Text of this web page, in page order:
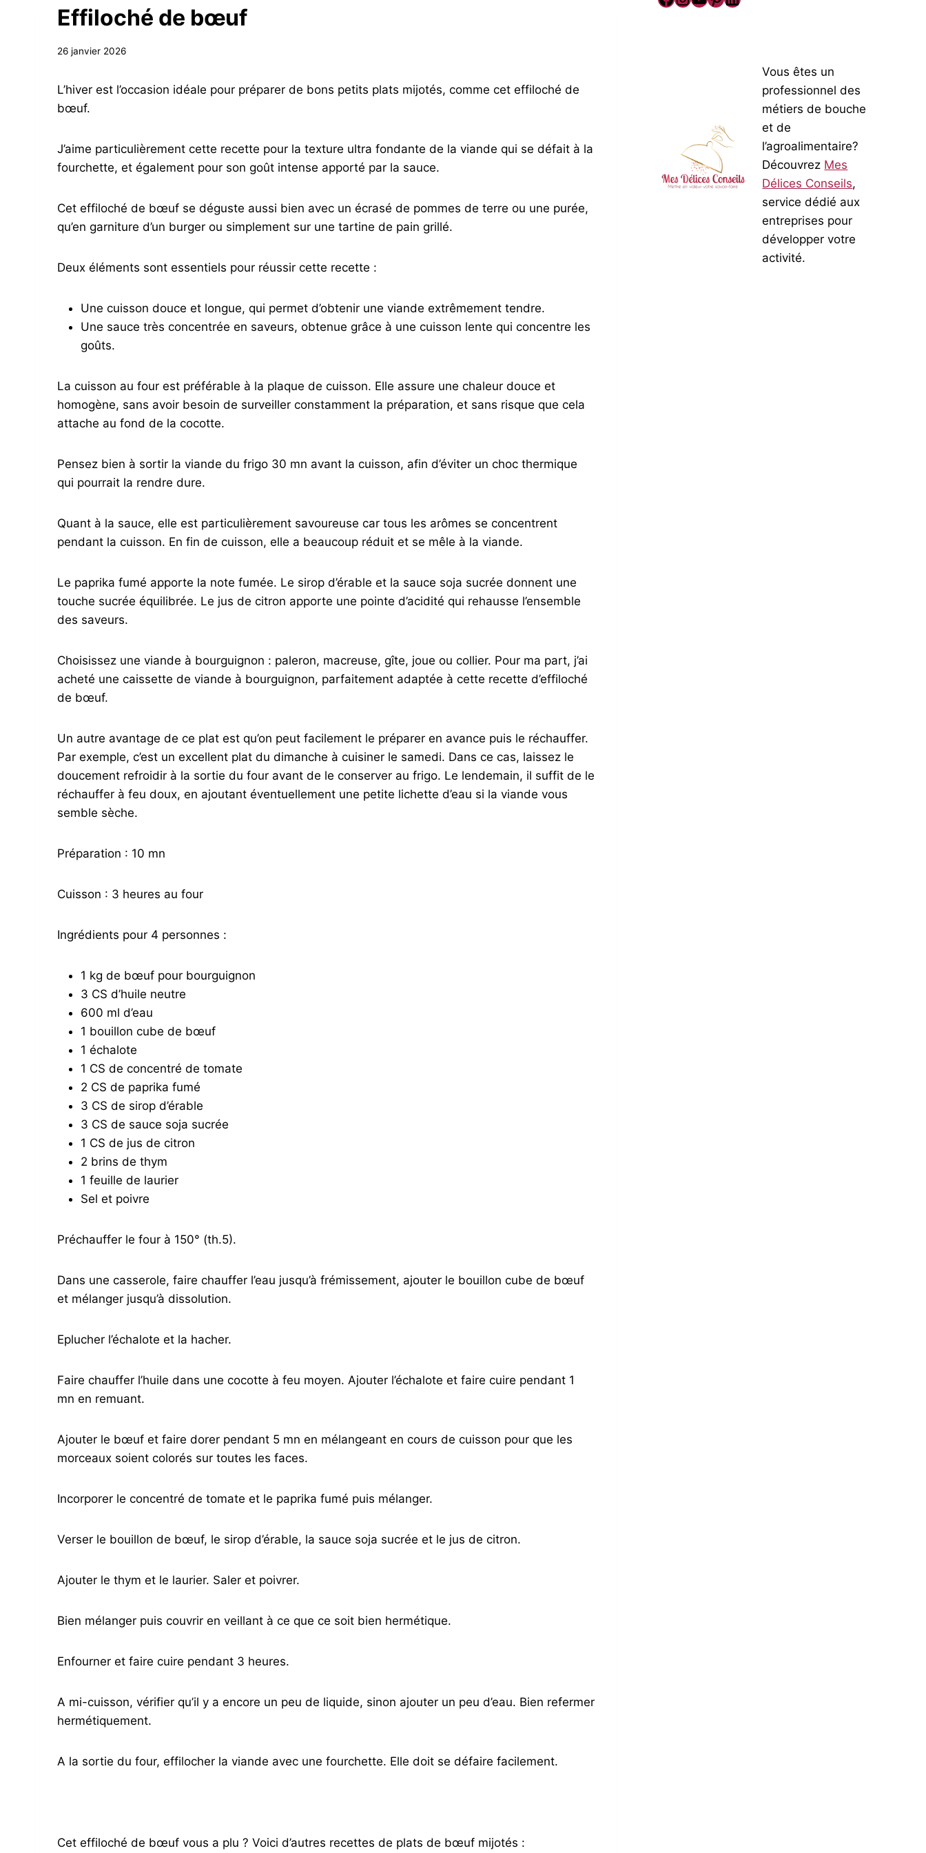
Effiloché de bœuf
26 janvier 2026
L’hiver est l’occasion idéale pour préparer de bons petits plats mijotés, comme cet effiloché de
bœuf.
J’aime particulièrement cette recette pour la texture ultra fondante de la viande qui se défait à la
fourchette, et également pour son goût intense apporté par la sauce.
Cet effiloché de bœuf se déguste aussi bien avec un écrasé de pommes de terre ou une purée,
qu’en garniture d’un burger ou simplement sur une tartine de pain grillé.
Deux éléments sont essentiels pour réussir cette recette :
Une cuisson douce et longue, qui permet d’obtenir une viande extrêmement tendre.
Une sauce très concentrée en saveurs, obtenue grâce à une cuisson lente qui concentre les
goûts.
La cuisson au four est préférable à la plaque de cuisson. Elle assure une chaleur douce et
homogène, sans avoir besoin de surveiller constamment la préparation, et sans risque que cela
attache au fond de la cocotte.
Pensez bien à sortir la viande du frigo 30 mn avant la cuisson, afin d’éviter un choc thermique
qui pourrait la rendre dure.
Quant à la sauce, elle est particulièrement savoureuse car tous les arômes se concentrent
pendant la cuisson. En fin de cuisson, elle a beaucoup réduit et se mêle à la viande.
Le paprika fumé apporte la note fumée. Le sirop d’érable et la sauce soja sucrée donnent une
touche sucrée équilibrée. Le jus de citron apporte une pointe d’acidité qui rehausse l’ensemble
des saveurs.
Choisissez une viande à bourguignon : paleron, macreuse, gîte, joue ou collier. Pour ma part, j’ai
acheté une caissette de viande à bourguignon, parfaitement adaptée à cette recette d’effiloché
de bœuf.
Un autre avantage de ce plat est qu’on peut facilement le préparer en avance puis le réchauffer.
Par exemple, c’est un excellent plat du dimanche à cuisiner le samedi. Dans ce cas, laissez le
doucement refroidir à la sortie du four avant de le conserver au frigo. Le lendemain, il suffit de le
réchauffer à feu doux, en ajoutant éventuellement une petite lichette d’eau si la viande vous
semble sèche.
Préparation : 10 mn
Cuisson : 3 heures au four
Ingrédients pour 4 personnes :
1 kg de bœuf pour bourguignon
3 CS d’huile neutre
600 ml d’eau
1 bouillon cube de bœuf
1 échalote
1 CS de concentré de tomate
2 CS de paprika fumé
3 CS de sirop d’érable
3 CS de sauce soja sucrée
1 CS de jus de citron
2 brins de thym
1 feuille de laurier
Sel et poivre
Préchauffer le four à 150° (th.5).
Dans une casserole, faire chauffer l’eau jusqu’à frémissement, ajouter le bouillon cube de bœuf
et mélanger jusqu’à dissolution.
Eplucher l’échalote et la hacher.
Faire chauffer l’huile dans une cocotte à feu moyen. Ajouter l’échalote et faire cuire pendant 1
mn en remuant.
Ajouter le bœuf et faire dorer pendant 5 mn en mélangeant en cours de cuisson pour que les
morceaux soient colorés sur toutes les faces.
Incorporer le concentré de tomate et le paprika fumé puis mélanger.
Verser le bouillon de bœuf, le sirop d’érable, la sauce soja sucrée et le jus de citron.
Ajouter le thym et le laurier. Saler et poivrer.
Bien mélanger puis couvrir en veillant à ce que ce soit bien hermétique.
Enfourner et faire cuire pendant 3 heures.
A mi-cuisson, vérifier qu’il y a encore un peu de liquide, sinon ajouter un peu d’eau. Bien refermer
hermétiquement.
A la sortie du four, effilocher la viande avec une fourchette. Elle doit se défaire facilement.
Cet effiloché de bœuf vous a plu ? Voici d’autres recettes de plats de bœuf mijotés :
Vous êtes un
professionnel des
métiers de bouche
et de
l’agroalimentaire?
Découvrez Mes
Délices Conseils,
service dédié aux
entreprises pour
développer votre
activité.